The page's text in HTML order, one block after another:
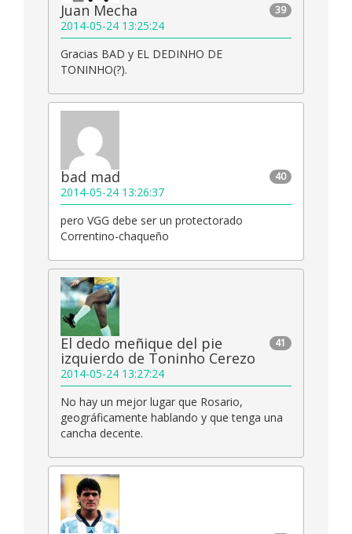
39
Juan Mecha
2014-05-24 13:25:24
Gracias BAD y EL DEDINHO DE
TONINHO(?).
40
bad mad
2014-05-24 13:26:37
pero VGG debe ser un protectorado
Correntino-chaqueño
41
El dedo meñique del pie
izquierdo de Toninho Cerezo
2014-05-24 13:27:24
No hay un mejor lugar que Rosario,
geográficamente hablando y que tenga una
cancha decente.